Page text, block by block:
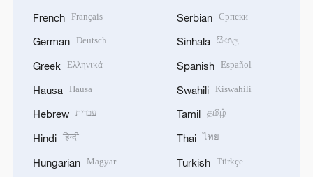
French Français
German Deutsch
Greek Ελληνικά
Hausa Hausa
Hebrew עברית
Hindi हिन्दी
Hungarian Magyar
Serbian Српски
Sinhala සිංහල
Spanish Español
Swahili Kiswahili
Tamil தமிழ்
Thai ไทย
Turkish Türkçe